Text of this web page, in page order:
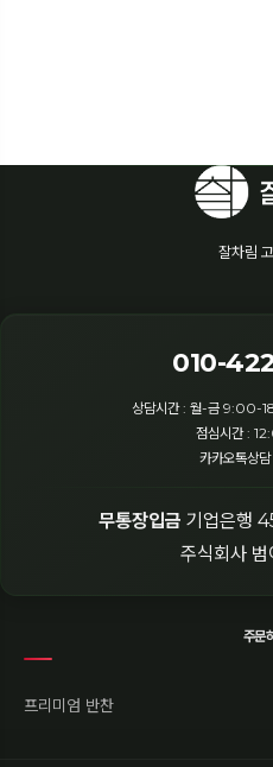
잘차림
010-
상담시간 : 월-금 9:00-
점심시간 :
카카오톡상담
무통장입금 기업은행
주식회사 범
주문
프리미엄 반찬